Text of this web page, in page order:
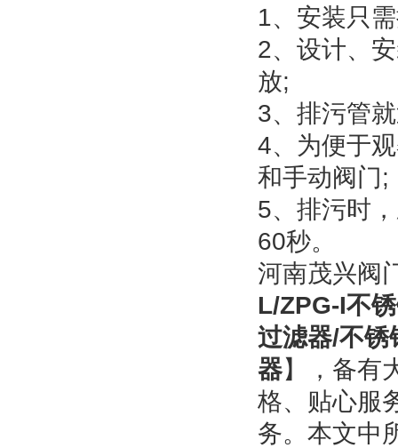
1、安装只
2、设计、
放;
3、排污管
4、为便于
和手动阀门;
5、排污时
60秒。
河南茂兴阀
L/ZPG-I不
过滤器/不锈
器】，备有
格、贴心服
务。本文中